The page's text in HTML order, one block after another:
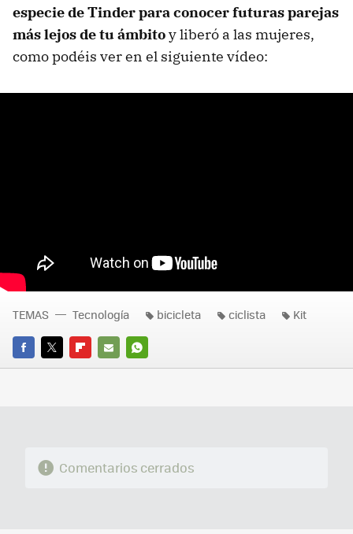
especie de Tinder para conocer futuras parejas
más lejos de tu ámbitoy liberó a las mujeres,
como podéis ver en el siguiente vídeo:
FACEBOOK
TWITTERFLIPBOARD
E-
WHATSAPP
TEMAS Tecnología bicicleta ciclista Kit
Comentarios cerrados